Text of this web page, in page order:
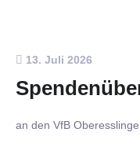
13. Juli 2026
an den VfB